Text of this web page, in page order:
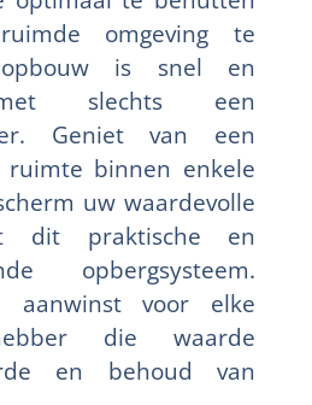
omgeving te
is snel en
slechts een
Geniet van een
ruimte binnen enkele
uw waardevolle
dit praktische en
opbergsysteem.
aanwinst voor elke
die waarde
en behoud van